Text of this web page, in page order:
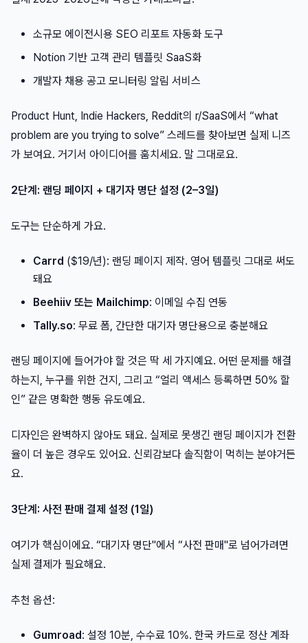
소규모 에이전시용 SEO 리포트 자동화 도구
Notion 기반 고객 관리 템플릿 SaaS화
개발자 채용 공고 모니터링 알림 서비스
Product Hunt, Indie Hackers, Reddit의 r/SaaS에서 “what
problem are you trying to solve” 스레드를 찾아보면 실제 니즈
가 보여요. 거기서 아이디어를 훔치세요. 말 그대로요.
2단계: 랜딩 페이지 + 대기자 명단 설정 (2–3일)
도구는 단순하게 가요.
Carrd ($19/년): 랜딩 페이지 제작. 영어 템플릿 그대로 써도
돼요
Beehiiv 또는 Mailchimp: 이메일 수집 연동
Tally.so: 무료 폼, 간단한 대기자 명단용으로 충분해요
랜딩 페이지에 들어가야 할 것은 딱 세 가지예요. 어떤 문제를 해결
하는지, 누구를 위한 건지, 그리고 “얼리 액세스 등록하면 50% 할
인” 같은 명확한 행동 유도예요.
디자인은 완벽하지 않아도 돼요. 실제로 못생긴 랜딩 페이지가 전환
율이 더 높은 경우도 있어요. 신뢰감보다 솔직함이 먹히는 분야거든
요.
3단계: 사전 판매 결제 설정 (1일)
여기가 핵심이에요. “대기자 명단"에서 “사전 판매"로 넘어가려면
실제 결제가 필요해요.
추천 옵션:
Gumroad: 설정 10분, 수수료 10%. 한국 카드로 정산 계좌